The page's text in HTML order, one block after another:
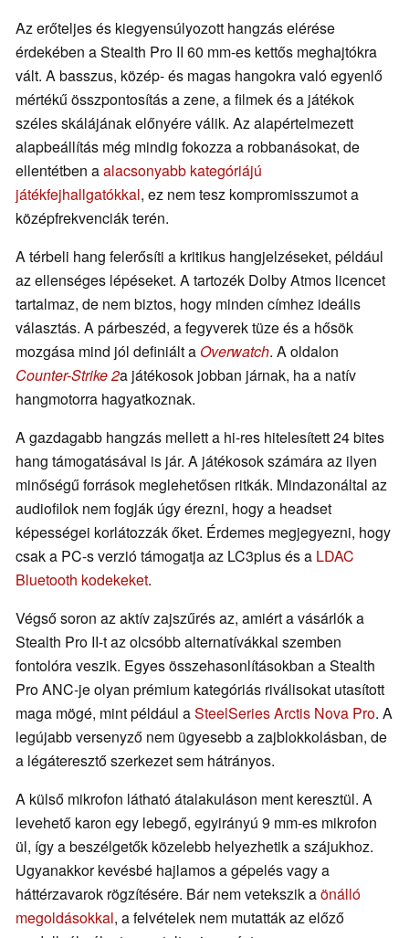
Az erőteljes és kiegyensúlyozott hangzás elérése
érdekében a Stealth Pro II 60 mm-es kettős meghajtókra
vált. A basszus, közép- és magas hangokra való egyenlő
mértékű összpontosítás a zene, a filmek és a játékok
széles skálájának előnyére válik. Az alapértelmezett
alapbeállítás még mindig fokozza a robbanásokat, de
ellentétben aalacsonyabb kategóriájú
játékfejhallgatókkal, ez nem tesz kompromisszumot a
középfrekvenciák terén.
A térbeli hang felerősíti a kritikus hangjelzéseket, például
az ellenséges lépéseket. A tartozék Dolby Atmos licencet
tartalmaz, de nem biztos, hogy minden címhez ideális
választás. A párbeszéd, a fegyverek tüze és a hősök
mozgása mind jól definiált a Overwatch. A oldalon
Counter-Strike 2a játékosok jobban járnak, ha a natív
hangmotorra hagyatkoznak.
A gazdagabb hangzás mellett a hi-res hitelesített 24 bites
hang támogatásával is jár. A játékosok számára az ilyen
minőségű források meglehetősen ritkák. Mindazonáltal az
audiofilok nem fogják úgy érezni, hogy a headset
képességei korlátozzák őket. Érdemes megjegyezni, hogy
csak a PC-s verzió támogatja az LC3plus és a LDAC
Bluetooth kodekeket.
Végső soron az aktív zajszűrés az, amiért a vásárlók a
Stealth Pro II-t az olcsóbb alternatívákkal szemben
fontolóra veszik. Egyes összehasonlításokban a Stealth
Pro ANC-je olyan prémium kategóriás riválisokat utasított
maga mögé, mint például aSteelSeries Arctis Nova Pro. A
legújabb versenyző nem ügyesebb a zajblokkolásban, de
a légáteresztő szerkezet sem hátrányos.
A külső mikrofon látható átalakuláson ment keresztül. A
levehető karon egy lebegő, egyirányú 9 mm-es mikrofon
ül, így a beszélgetők közelebb helyezhetik a szájukhoz.
Ugyanakkor kevésbé hajlamos a gépelés vagy a
háttérzavarok rögzítésére. Bár nem vetekszik aönálló
megoldásokkal, a felvételek nem mutatták az előző